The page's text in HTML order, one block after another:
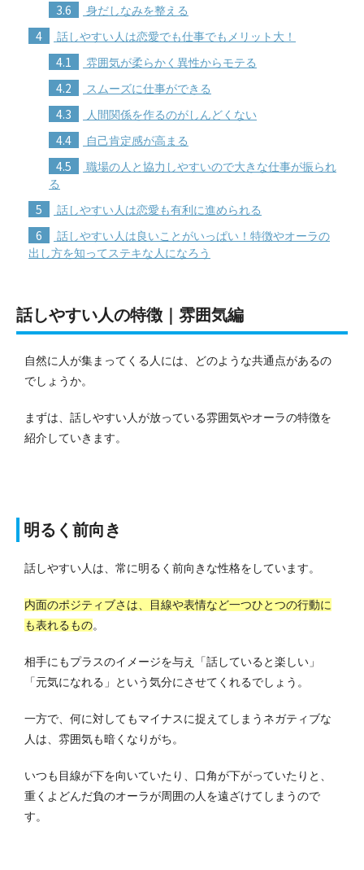
3.6 身だしなみを整える
4 話しやすい人は恋愛でも仕事でもメリット大！
4.1 雰囲気が柔らかく異性からモテる
4.2 スムーズに仕事ができる
4.3 人間関係を作るのがしんどくない
4.4 自己肯定感が高まる
4.5
職場の人と協力しやすいので大きな仕事が振られ
る
5 話しやすい人は恋愛も有利に進められる
6
話しやすい人は良いことがいっぱい！特徴やオーラの
出し方を知ってステキな人になろう
話しやすい人の特徴｜雰囲気編
自然に人が集まってくる人には、どのような共通点があるの
でしょうか。
まずは、話しやすい人が放っている雰囲気やオーラの特徴を
紹介していきます。
明るく前向き
話しやすい人は、常に明るく前向きな性格をしています。
内面のポジティブさは、目線や表情など一つひとつの行動に
も表れるもの。
相手にもプラスのイメージを与え「話していると楽しい」
「元気になれる」という気分にさせてくれるでしょう。
一方で、何に対してもマイナスに捉えてしまうネガティブな
人は、雰囲気も暗くなりがち。
いつも目線が下を向いていたり、口角が下がっていたりと、
重くよどんだ負のオーラが周囲の人を遠ざけてしまうので
す。